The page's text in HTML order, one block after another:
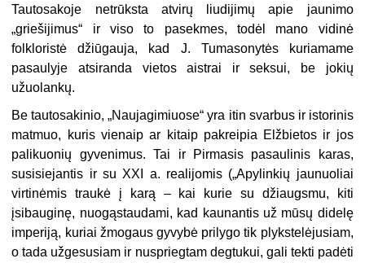
Tautosakoje netrūksta atvirų liudijimų apie jaunimo
„griešijimus“ ir viso to pasekmes, todėl mano vidinė
folkloristė džiūgauja, kad J. Tumasonytės kuriamame
pasaulyje atsiranda vietos aistrai ir seksui, be jokių
užuolankų.
Be tautosakinio, „Naujagimiuose“ yra itin svarbus ir istorinis
matmuo, kuris vienaip ar kitaip pakreipia Elžbietos ir jos
palikuonių gyvenimus. Tai ir Pirmasis pasaulinis karas,
susisiejantis ir su XXI a. realijomis („Apylinkių jaunuoliai
virtinėmis traukė į karą – kai kurie su džiaugsmu, kiti
įsibauginę, nuogąstaudami, kad kaunantis už mūsų didelę
imperiją, kuriai žmogaus gyvybė prilygo tik plykstelėjusiam,
o tada užgesusiam ir nuspriegtam degtukui, gali tekti padėti